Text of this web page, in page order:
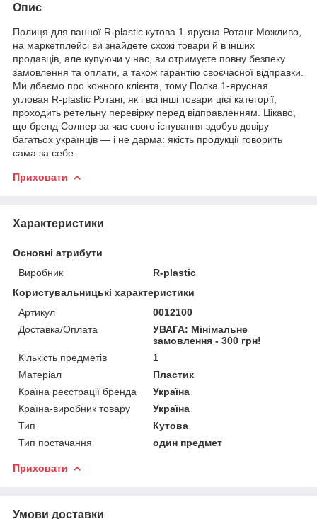
Опис
Полиця для ванної R-plastic кутова 1-ярусна Ротанг Можливо,
на маркетплейсі ви знайдете схожі товари й в інших
продавців, але купуючи у нас, ви отримуєте повну безпеку
замовлення та оплати, а також гарантію своєчасної відправки.
Ми дбаємо про кожного клієнта, тому Полка 1-ярусная
угловая R-plastic Ротанг, як і всі інші товари цієї категорії,
проходить ретельну перевірку перед відправленням. Цікаво,
що бренд Солнер за час свого існування здобув довіру
багатьох українців — і не дарма: якість продукції говорить
сама за себе.
Приховати
Характеристики
Основні атрибути
Виробник
R-plastic
Користувальницькі характеристики
Артикул
0012100
Доставка/Оплата
УВАГА: Мінімальне
замовлення - 300 грн!
Кількість предметів
1
Матеріал
Пластик
Країна реєстрації бренда
Україна
Країна-виробник товару
Україна
Тип
Кутова
Тип постачання
один предмет
Приховати
Умови доставки